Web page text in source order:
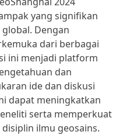
yang signifikan
Dengan
dari berbagai
ini menjadi platform
dan
ide dan diskusi
dapat meningkatkan
serta memperkuat
ilmu geosains.